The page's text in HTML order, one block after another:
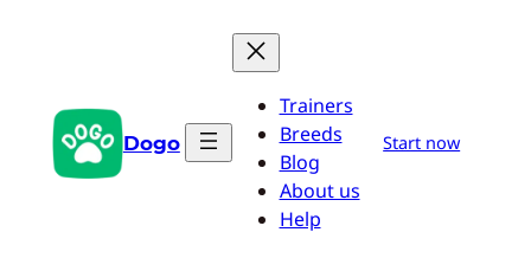
Dogo
Trainers
Breeds
Blog
About us
Help
Start now